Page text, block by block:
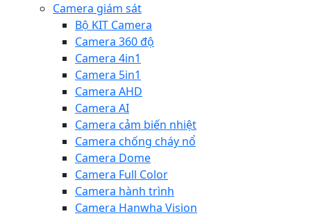
Camera giám sát
Bộ KIT Camera
Camera 360 độ
Camera 4in1
Camera 5in1
Camera AHD
Camera AI
Camera cảm biến nhiệt
Camera chống cháy nổ
Camera Dome
Camera Full Color
Camera hành trình
Camera Hanwha Vision